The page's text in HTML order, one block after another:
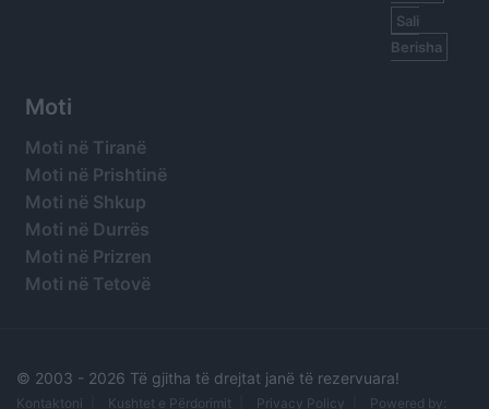
Sali
Berisha
Moti
Moti në Tiranë
Moti në Prishtinë
Moti në Shkup
Moti në Durrës
Moti në Prizren
Moti në Tetovë
© 2003 - 2026 Të gjitha të drejtat janë të rezervuara!
Kontaktoni Kushtet e Përdorimit Privacy Policy Powered by: